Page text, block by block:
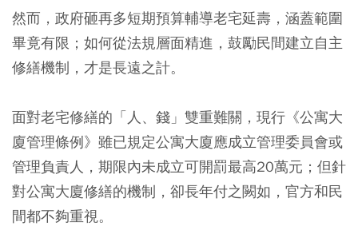
然而，政府砸再多短期預算輔導老宅延壽，涵蓋範圍
畢竟有限；如何從法規層面精進，鼓勵民間建立自主
修繕機制，才是長遠之計。
面對老宅修繕的「人、錢」雙重難關，現行《公寓大
廈管理條例》雖已規定公寓大廈應成立管理委員會或
管理負責人，期限內未成立可開罰最高20萬元；但針
對公寓大廈修繕的機制，卻長年付之闕如，官方和民
間都不夠重視。